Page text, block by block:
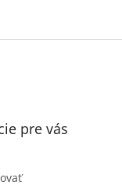
pre vás